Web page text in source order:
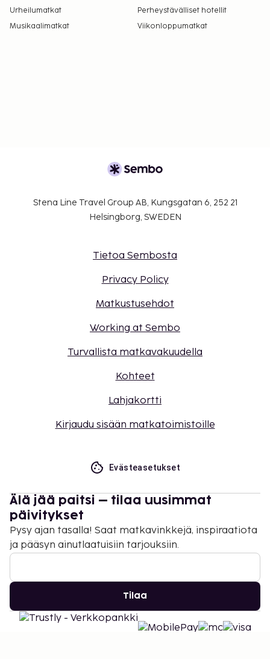
Urheilumatkat
Perheystävälliset hotellit
Musikaalimatkat
Viikonloppumatkat
Stena Line Travel Group AB, Kungsgatan 6, 252 21
Helsingborg, SWEDEN
Tietoa Sembosta
Privacy Policy
Matkustusehdot
Working at Sembo
Turvallista matkavakuudella
Kohteet
Lahjakortti
Kirjaudu sisään matkatoimistoille
Evästeasetukset
Älä jää paitsi – tilaa uusimmat
päivitykset
Pysy ajan tasalla! Saat matkavinkkejä, inspiraatiota
ja pääsyn ainutlaatuisiin tarjouksiin.
Tilaa